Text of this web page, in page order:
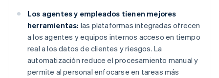
Los agentes y empleados tienen mejores
herramientas: las plataformas integradas ofrecen
a los agentes y equipos internos acceso en tiempo
real a los datos de clientes y riesgos. La
automatización reduce el procesamiento manual y
permite al personal enfocarse en tareas más